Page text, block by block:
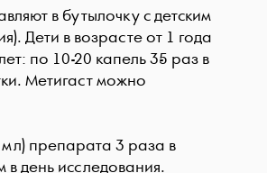
в бутылочку с детским
Дети в возрасте от 1 года
по 10-20 капель 3-5 раз в
Метигаст можно
мл) препарата 3 раза в
день исследования.